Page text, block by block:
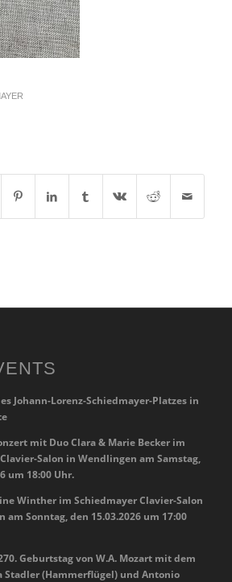
Johann-Lorenz-Schiedmayer-Platzes in
mit Duo Clara & Marie Becker im
Salon in Wendlingen am Samstag,
um 18:00 Uhr.
Winther im Schiedmayer Clavier-Salon
am Sonntag, den 15.03.2026 um 17:00
Geburtstag von W.A. Mozart mit dem
Stadler (Hammerflügel) und Antonio